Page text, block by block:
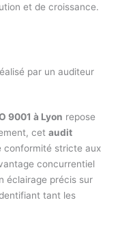
et de croissance.
par un auditeur
9001 à Lyon repose
cetaudit
conformité stricte aux
concurrentiel
éclairage précis sur
tant les